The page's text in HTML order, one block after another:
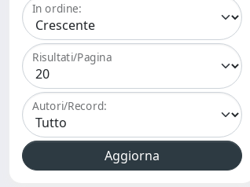
In ordine:
Risultati/Pagina
Autori/Record: